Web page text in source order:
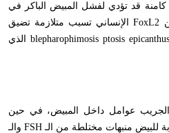
قد تؤدي لفشل المبيض الباكر في
FoxL2الإنساني تسبب متلازمة تضيق
blepharophimosis ptosis epicanthus الذي
عوامل داخل المبيض، في حين
للبيض منبهات مختلطة من الـ FSH والـ